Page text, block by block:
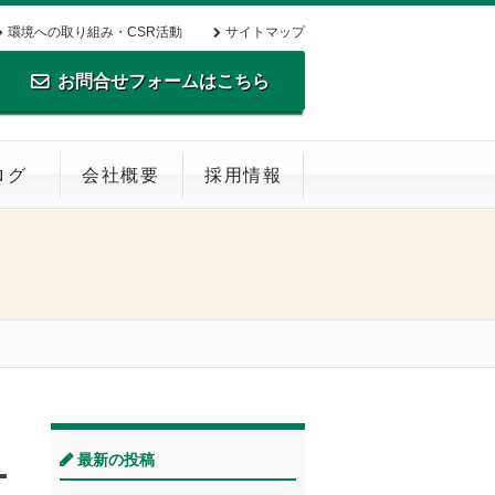
環境への取り組み・CSR活動 サイトマップ
お問合せフォームはこちら
35-0516 FAX.0795-35-
グ 会社概要 採用情報
最新の投稿